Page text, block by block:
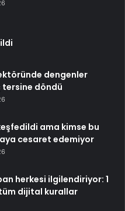
dengenler
tersine döndü
ama kimse bu
cesaret edemiyor
herkesi ilgilendiriyor: 1
dijital kurallar